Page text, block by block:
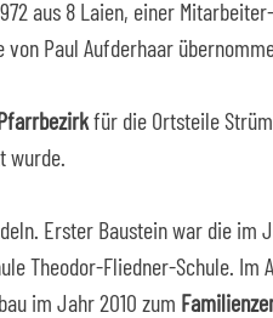
aus 8 Laien, einer
Paul Aufderhaar
für die Ortsteile
wurde.
Erster Baustein war die im
Theodor-Fliedner-Schule. Im
im Jahr 2010 zum